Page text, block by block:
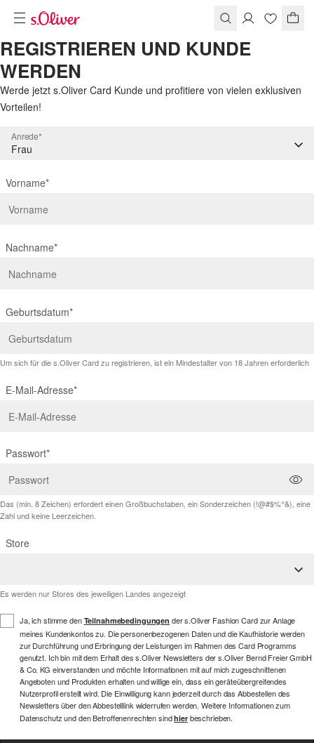
REGISTRIEREN UND KUNDE
WERDEN
Werde jetzt s.Oliver Card Kunde und profitiere von vielen exklusiven
Vorteilen!
Anrede*
Vorname*
Nachname*
Geburtsdatum*
Um sich für die s.Oliver Card zu registrieren, ist ein Mindestalter von 18 Jahren erforderlich
E-Mail-Adresse*
Passwort*
Das (min. 8 Zeichen) erfordert einen Großbuchstaben, ein Sonderzeichen (!@#$%^&), eine
Zahl und keine Leerzeichen.
Store
Es werden nur Stores des jeweiligen Landes angezeigt
Ja, ich stimme den Teilnahmebedingungen der s.Oliver Fashion Card zur Anlage
meines Kundenkontos zu. Die personenbezogenen Daten und die Kaufhistorie werden
zur Durchführung und Erbringung der Leistungen im Rahmen des Card Programms
genutzt. Ich bin mit dem Erhalt des s.Oliver Newsletters der s.Oliver Bernd Freier GmbH
& Co. KG einverstanden und möchte Informationen mit auf mich zugeschnittenen
Angeboten und Produkten erhalten und willige ein, dass ein geräteübergreifendes
Nutzerprofil erstellt wird. Die Einwilligung kann jederzeit durch das Abbestellen des
Newsletters über den Abbestelllink widerrufen werden. Weitere Informationen zum
Datenschutz und den Betroffenenrechten sindhierbeschrieben.